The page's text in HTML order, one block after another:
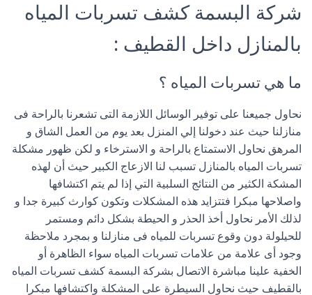
شركة البسمة كشف تسربات المياه
بالمنازل داخل القطيف :
ما هي تسربات المياه ؟
نحاول جميعنا على توفير الوسائل اللازمة التى تشعرنا بالراحة فى
منازلنا حيث عند دخولنا إلي المنزل بعد يوم من العمل الشاق و
المرهق نحاول الاستمتاع بالراحة و الاسترخاء و لكن ظهور مشكلة
تسربات المياه بالمنازل تسبب لنا الازعاج الكبير حيث أن لهذه
المشكة الكثير من النتائج السلبية التي إذا لم يتم اكتشافها
واصلاحها مبكرا فتتزايد هذه المشكلات وتكون كوارث كبيرة جدا و
لذلك الأمر نحاول أخذ الحذر و الحيطة بشكل دائم ومستمر
للحيلولة دون وقوع تسربات للمياه فى منازلنا و بمجرد ملاحظة
وجود أى علامة من علامات تسربات المياه سواء الظاهرة أو
الخفية علينا مباشرة الاتصال بشركة البسمة كشف تسربات المياه
بالقطيف حيث نحاول السيطرة على المشكلة واكتشافها مبكرا